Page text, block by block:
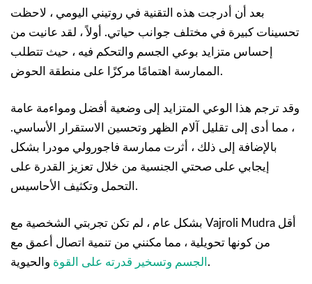
بعد أن أدرجت هذه التقنية في روتيني اليومي ، لاحظت
تحسينات كبيرة في مختلف جوانب حياتي. أولاً ، لقد عانيت من
إحساس متزايد بوعي الجسم والتحكم فيه ، حيث تتطلب
الممارسة اهتمامًا مركزًا على منطقة الحوض.
وقد ترجم هذا الوعي المتزايد إلى وضعية أفضل ومواءمة عامة
، مما أدى إلى تقليل آلام الظهر وتحسين الاستقرار الأساسي.
بالإضافة إلى ذلك ، أثرت ممارسة فاجورولي مودرا بشكل
إيجابي على صحتي الجنسية من خلال تعزيز القدرة على
التحمل وتكثيف الأحاسيس.
بشكل عام ، لم تكن تجربتي الشخصية مع Vajroli Mudra أقل
من كونها تحويلية ، مما مكنني من تنمية اتصال أعمق مع
الجسم وتسخير قدرته على القوة والحيوية.